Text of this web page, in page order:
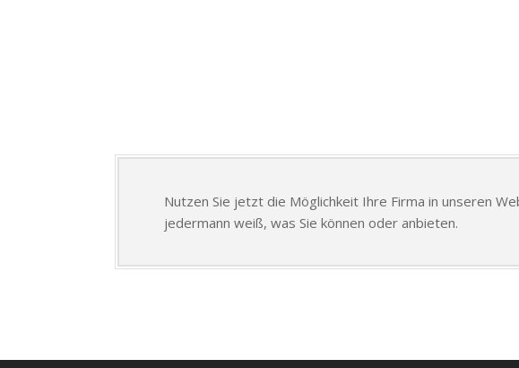
Nutzen Sie jetzt die Möglichkeit Ihre Firma in unseren
jedermann weiß, was Sie können oder anbieten.